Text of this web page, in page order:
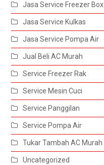
Jasa Service Freezer Box
Jasa Service Kulkas
Jasa Service Pompa Air
Jual Beli AC Murah
Service Freezer Rak
Service Mesin Cuci
Service Panggilan
Service Pompa Air
Tukar Tambah AC Murah
Uncategorized